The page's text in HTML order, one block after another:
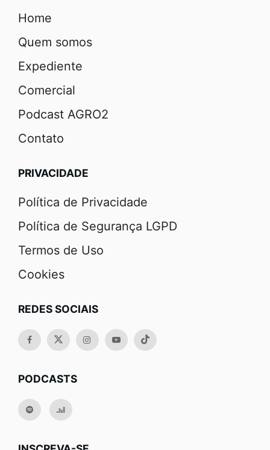
Home
Quem somos
Expediente
Comercial
Podcast AGRO2
Contato
PRIVACIDADE
Política de Privacidade
Política de Segurança LGPD
Termos de Uso
Cookies
REDES SOCIAIS
PODCASTS